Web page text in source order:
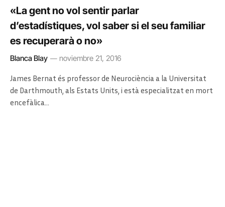
«La gent no vol sentir parlar
d’estadístiques, vol saber si el seu familiar
es recuperarà o no»
Blanca Blay noviembre 21, 2016
James Bernat és professor de Neurociència a la Universitat
de Darthmouth, als Estats Units, i està especialitzat en mort
encefàlica…